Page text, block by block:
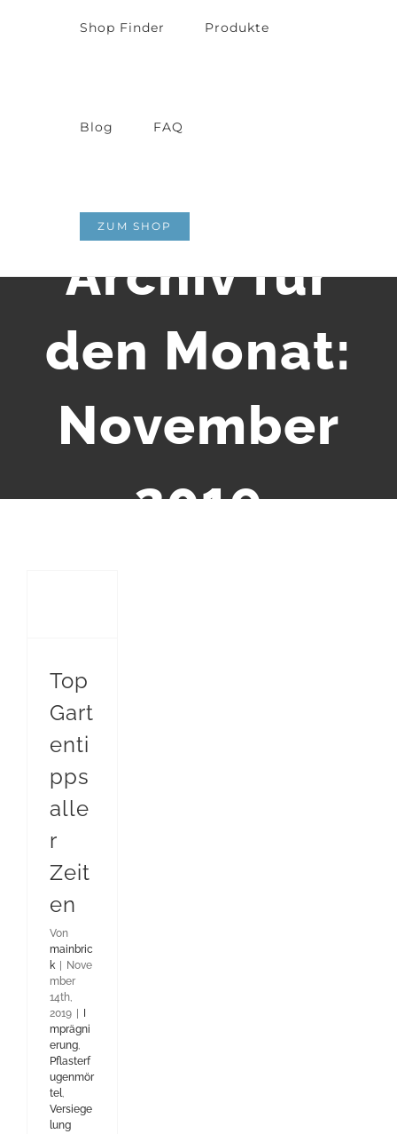
Shop Finder Produkte
Blog FAQ
ZUM SHOP
Archiv für
den Monat:
November
2019
Top
Gart
enti
pps
alle
r
Zeit
en
Von
mainbric
k
Nove
mber
14th,
2019
mprägni
erung,
Pflasterf
ugenmör
tel,
Versiege
lung